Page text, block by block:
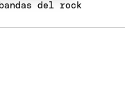
del rock